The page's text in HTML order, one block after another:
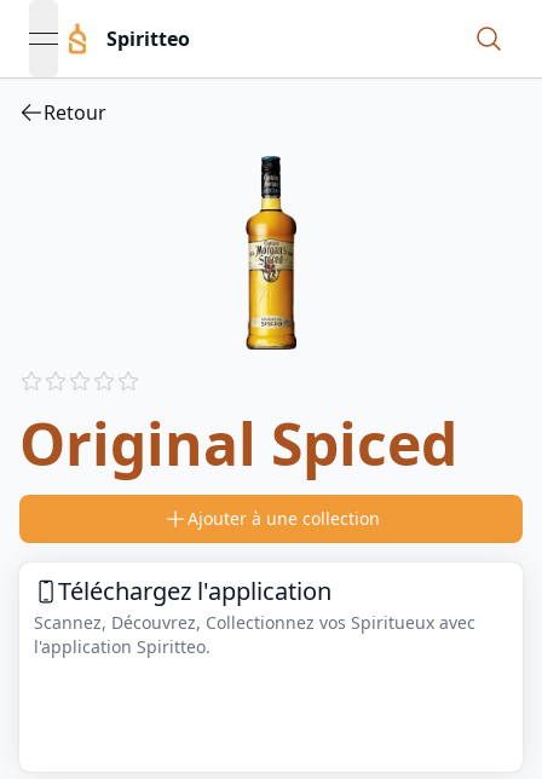
open navigation menu
Spiritteo
Retour
Reviews
Original Spiced
Ajouter à une collection
Téléchargez l'application
Scannez, Découvrez, Collectionnez vos Spiritueux avec
l'application Spiritteo.